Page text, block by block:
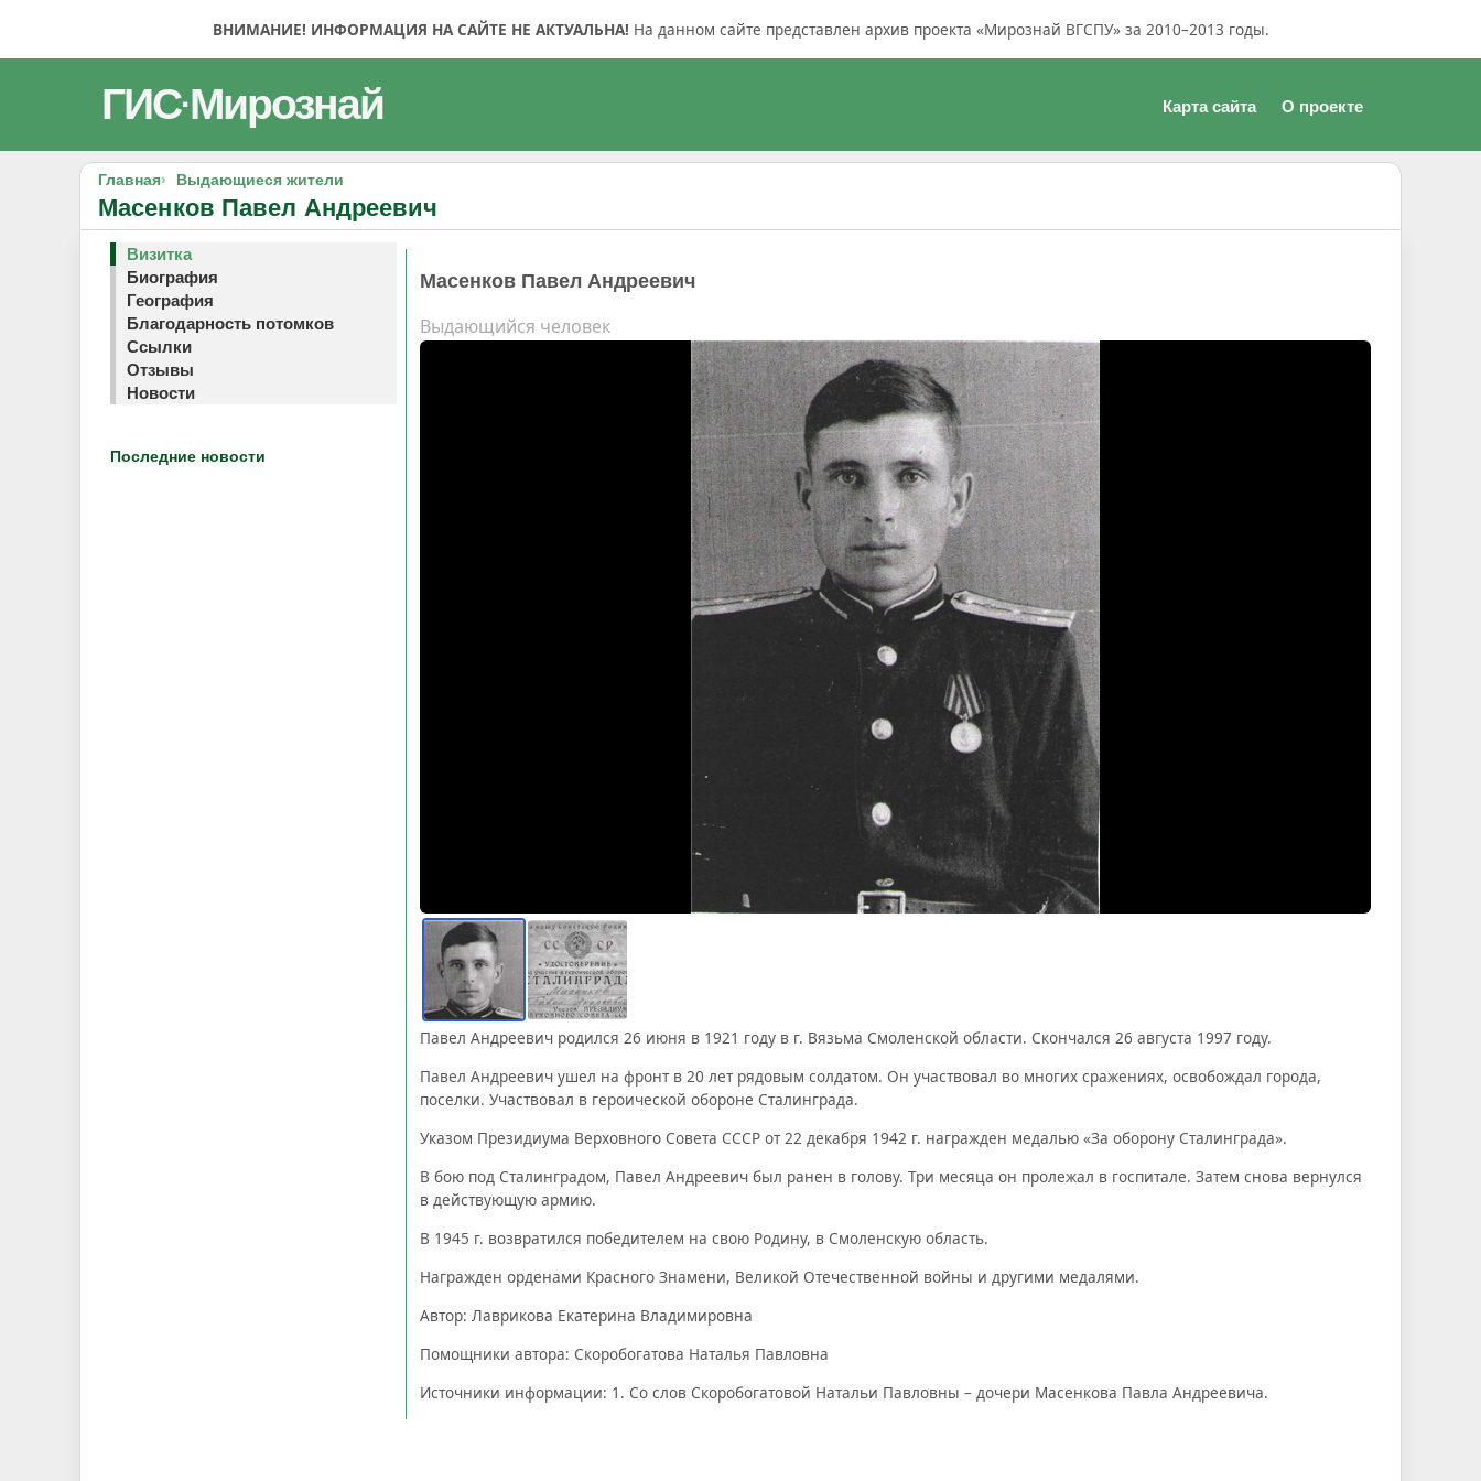
ВНИМАНИЕ! ИНФОРМАЦИЯ НА САЙТЕ НЕ АКТУАЛЬНА! На данном сайте представлен архив проекта «Мирознай ВГСПУ» за 2010–2013 годы.
ГИС·Мирознай Карта сайта О проекте
Главная Выдающиеся жители
Масенков Павел Андреевич
Визитка
Биография
География
Благодарность потомков
Ссылки
Отзывы
Новости
Последние новости
Масенков Павел Андреевич
Выдающийся человек
Павел Андреевич родился 26 июня в 1921 году в г. Вязьма Смоленской области. Скончался 26 августа 1997 году.
Павел Андреевич ушел на фронт в 20 лет рядовым солдатом. Он участвовал во многих сражениях, освобождал города,
поселки. Участвовал в героической обороне Сталинграда.
Указом Президиума Верховного Совета СССР от 22 декабря 1942 г. награжден медалью «За оборону Сталинграда».
В бою под Сталинградом, Павел Андреевич был ранен в голову. Три месяца он пролежал в госпитале. Затем снова вернулся
в действующую армию.
В 1945 г. возвратился победителем на свою Родину, в Смоленскую область.
Награжден орденами Красного Знамени, Великой Отечественной войны и другими медалями.
Автор: Лаврикова Екатерина Владимировна
Помощники автора: Скоробогатова Наталья Павловна
Источники информации: 1. Со слов Скоробогатовой Натальи Павловны – дочери Масенкова Павла Андреевича.